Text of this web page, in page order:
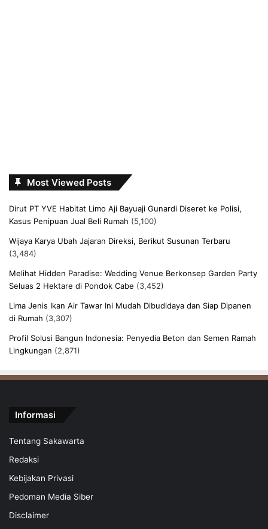
Most Viewed Posts
Dirut PT YVE Habitat Limo Aji Bayuaji Gunardi Diseret ke Polisi,
Kasus Penipuan Jual Beli Rumah (5,100)
Wijaya Karya Ubah Jajaran Direksi, Berikut Susunan Terbaru
(3,484)
Melihat Hidden Paradise: Wedding Venue Berkonsep Garden Party
Seluas 2 Hektare di Pondok Cabe (3,452)
Lima Jenis Ikan Air Tawar Ini Mudah Dibudidaya dan Siap Dipanen
di Rumah (3,307)
Profil Solusi Bangun Indonesia: Penyedia Beton dan Semen Ramah
Lingkungan (2,871)
Informasi
Tentang Sakawarta
Redaksi
Kebijakan Privasi
Pedoman Media Siber
Disclaimer